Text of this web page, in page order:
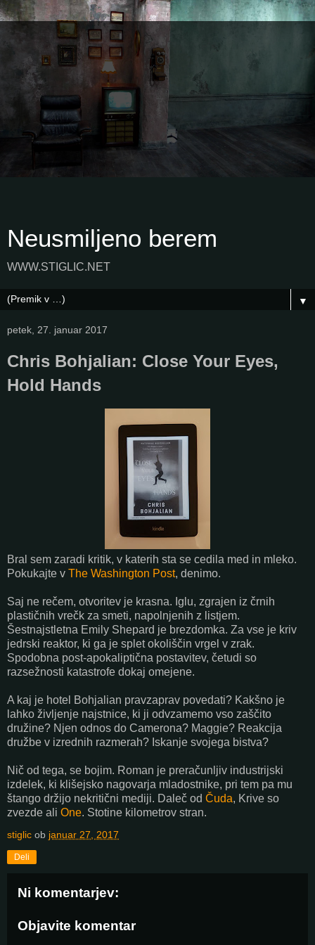
Neusmiljeno berem
WWW.STIGLIC.NET
▼
petek, 27. januar 2017
Chris Bohjalian: Close Your Eyes,
Hold Hands
Bral sem zaradi kritik, v katerih sta se cedila med in mleko.
Pokukajte v The Washington Post, denimo.
Saj ne rečem, otvoritev je krasna. Iglu, zgrajen iz črnih
plastičnih vrečk za smeti, napolnjenih z listjem.
Šestnajstletna Emily Shepard je brezdomka. Za vse je kriv
jedrski reaktor, ki ga je splet okoliščin vrgel v zrak.
Spodobna post-apokaliptična postavitev, četudi so
razsežnosti katastrofe dokaj omejene.
A kaj je hotel Bohjalian pravzaprav povedati? Kakšno je
lahko življenje najstnice, ki ji odvzamemo vso zaščito
družine? Njen odnos do Camerona? Maggie? Reakcija
družbe v izrednih razmerah? Iskanje svojega bistva?
Nič od tega, se bojim. Roman je preračunljiv industrijski
izdelek, ki klišejsko nagovarja mladostnike, pri tem pa mu
štango držijo nekritični mediji. Daleč od Čuda, Krive so
zvezde ali One. Stotine kilometrov stran.
stiglic ob januar 27, 2017
Deli
Ni komentarjev:
Objavite komentar